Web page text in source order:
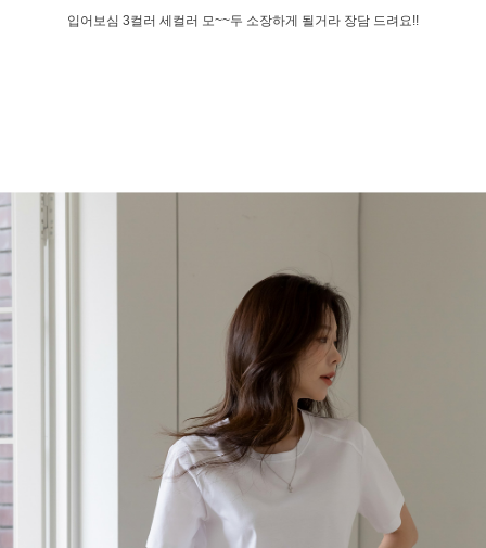
입어보심 3컬러 세컬러 모~~두 소장하게 될거라 장담 드려요!!